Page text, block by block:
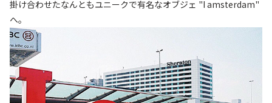
掛け合わせたなんともユニークで有名なオブジェ "I amsterdam"
へ。